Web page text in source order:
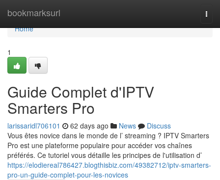
bookmarksurl
Home
Home
1
Guide Complet d'IPTV
Smarters Pro
larissaridl706101 62 days ago News
Discuss
Vous êtes novice dans le monde de l’ streaming ? IPTV Smarters
Pro est une plateforme populaire pour accéder vos chaînes
préférés. Ce tutoriel vous détaille les principes de l'utilisation d’
https://elodiereal786427.blogthisbiz.com/49382712/iptv-smarters-
pro-un-guide-complet-pour-les-novices